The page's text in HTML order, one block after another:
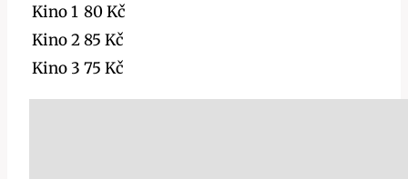
Kino 1 80 Kč
Kino 285 Kč
Kino 3 75 Kč